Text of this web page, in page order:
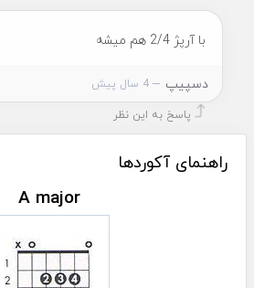
با آرپژ 2/4 هم میشه
دسپیپ
پاسخ به این نظر
راهنمای آکوردها
A major